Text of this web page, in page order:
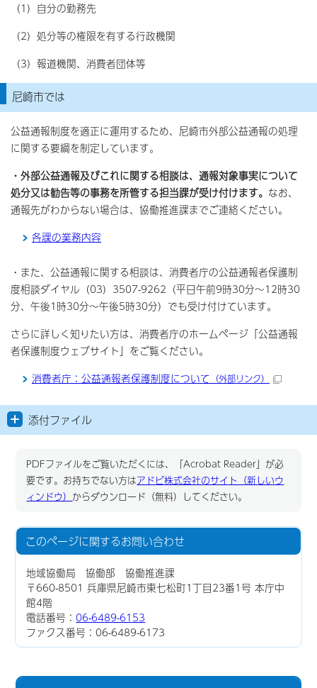
（1）自分の勤務先
（2）処分等の権限を有する行政機関
（3）報道機関、消費者団体等
尼崎市では
公益通報制度を適正に運用するため、尼崎市外部公益通報の処理
に関する要綱を制定しています。
・外部公益通報及びこれに関する相談は、通報対象事実について
処分又は勧告等の事務を所管する担当課が受け付けます。 なお、
通報先がわからない場合は、協働推進課までご連絡ください。
各課の業務内容
・また、公益通報に関する相談は、消費者庁の公益通報者保護制
度相談ダイヤル（03）3507-9262（平日午前9時30分～12時30
分、午後1時30分～午後5時30分）でも受け付けています。
さらに詳しく知りたい方は、消費者庁のホームページ「公益通報
者保護制度ウェブサイト」をご覧ください。
消費者庁：公益通報者保護制度について （外部リンク）
添付ファイル
PDFファイルをご覧いただくには、「Acrobat Reader」が必
要です。お持ちでない方はアドビ株式会社のサイト（新しいウ
ィンドウ） からダウンロード（無料）してください。
このページに関するお問い合わせ
地域協働局 協働部 協働推進課
〒660-8501 兵庫県尼崎市東七松町1丁目23番1号 本庁中
館4階
電話番号：06-6489-6153
ファクス番号：06-6489-6173